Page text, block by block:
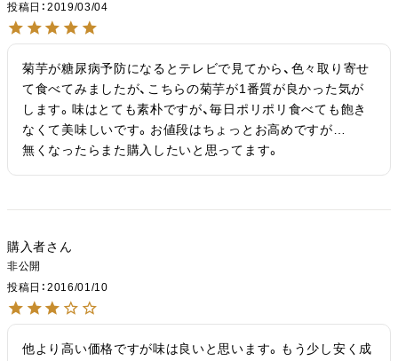
投稿日
2019/03/04
菊芋が糖尿病予防になるとテレビで見てから、色々取り寄せ
て食べてみましたが、こちらの菊芋が1番質が良かった気が
します。味はとても素朴ですが、毎日ポリポリ食べても飽き
なくて美味しいです。お値段はちょっとお高めですが…
無くなったらまた購入したいと思ってます。
購入者
非公開
投稿日
2016/01/10
他より高い価格ですが味は良いと思います。もう少し安く成